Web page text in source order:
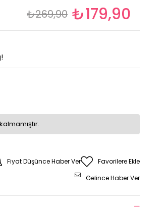
₺269,90 ₺179,90
Favorilere Ekle
Fiyat Düşünce Haber Ver
Gelince Haber Ver